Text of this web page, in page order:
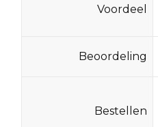
Voordeel
Beoordeling
Bestellen